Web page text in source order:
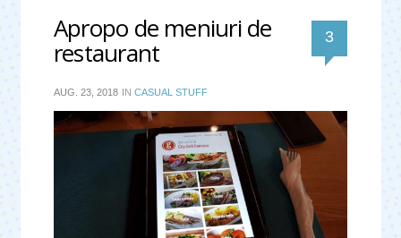
Apropo de meniuri de
restaurant 3
AUG. 23, 2018 IN CASUAL STUFF